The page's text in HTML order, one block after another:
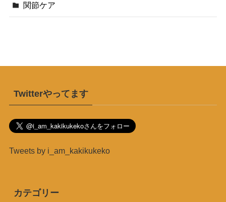
関節ケア
Twitterやってます
Tweets by i_am_kakikukeko
カテゴリー